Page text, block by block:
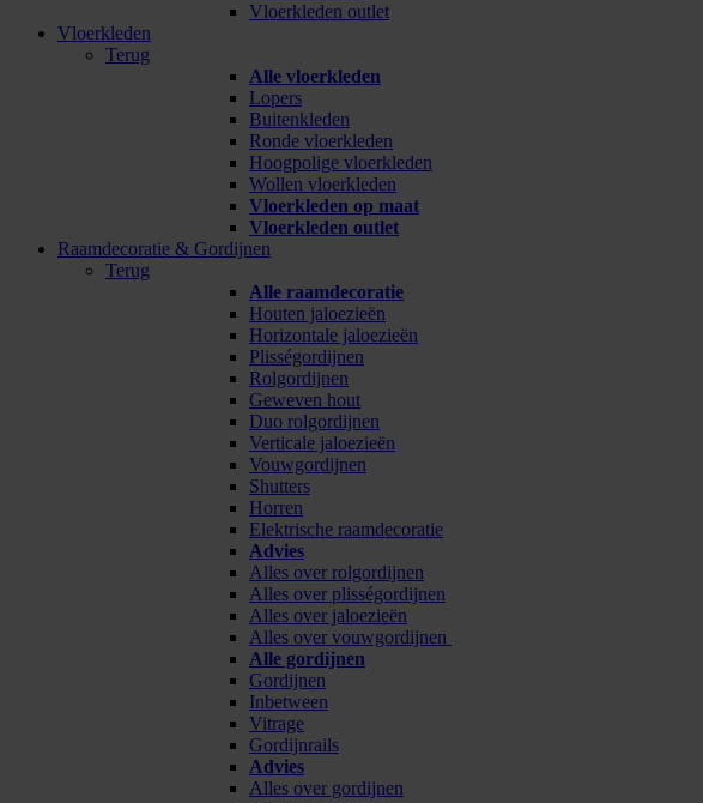
Vloerkleden outlet
Vloerkleden
Terug
Alle vloerkleden
Lopers
Buitenkleden
Ronde vloerkleden
Hoogpolige vloerkleden
Wollen vloerkleden
Vloerkleden op maat
Vloerkleden outlet
Raamdecoratie & Gordijnen
Terug
Alle raamdecoratie
Houten jaloezieën
Horizontale jaloezieën
Plisségordijnen
Rolgordijnen
Geweven hout
Duo rolgordijnen
Verticale jaloezieën
Vouwgordijnen
Shutters
Horren
Elektrische raamdecoratie
Advies
Alles over rolgordijnen
Alles over plisségordijnen
Alles over jaloezieën
Alles over vouwgordijnen
Alle gordijnen
Gordijnen
Inbetween
Vitrage
Gordijnrails
Advies
Alles over gordijnen